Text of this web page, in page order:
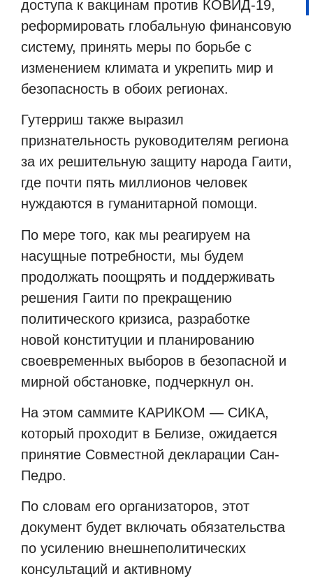
доступа к вакцинам против КОВИД-19,
реформировать глобальную финансовую
систему, принять меры по борьбе с
изменением климата и укрепить мир и
безопасность в обоих регионах.
Гутерриш также выразил
признательность руководителям региона
за их решительную защиту народа Гаити,
где почти пять миллионов человек
нуждаются в гуманитарной помощи.
По мере того, как мы реагируем на
насущные потребности, мы будем
продолжать поощрять и поддерживать
решения Гаити по прекращению
политического кризиса, разработке
новой конституции и планированию
своевременных выборов в безопасной и
мирной обстановке, подчеркнул он.
На этом саммите КАРИКОМ — СИКА,
который проходит в Белизе, ожидается
принятие Совместной декларации Сан-
Педро.
По словам его организаторов, этот
документ будет включать обязательства
по усилению внешнеполитических
консультаций и активному